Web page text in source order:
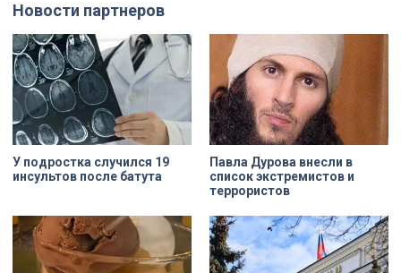
она осталась совершенно одна. О
судьбе Анны Трусовой,
пережившей оккупацию
Павловска и потерю близких.
Новости партнеров
У подростка случился 19
инсультов после батута
Павла Дурова внесли в
список экстремистов и
террористов